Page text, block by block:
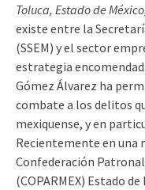
Toluca, Estado de
existe entre la
(SSEM) y el sector
estrategia
Gómez Álvarez ha
combate a los delitos
mexiquense, y en
Recientemente en una
Confederación
(COPARMEX) Estado